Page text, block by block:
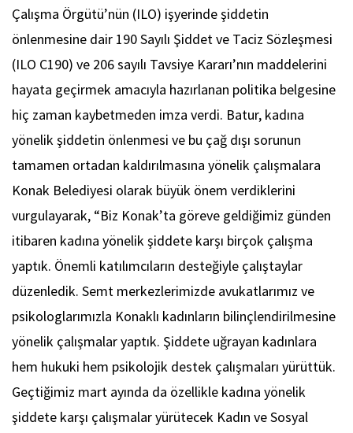
Çalışma Örgütü’nün (ILO) işyerinde şiddetin
önlenmesine dair 190 Sayılı Şiddet ve Taciz Sözleşmesi
(ILO C190) ve 206 sayılı Tavsiye Kararı’nın maddelerini
hayata geçirmek amacıyla hazırlanan politika belgesine
hiç zaman kaybetmeden imza verdi. Batur, kadına
yönelik şiddetin önlenmesi ve bu çağ dışı sorunun
tamamen ortadan kaldırılmasına yönelik çalışmalara
Konak Belediyesi olarak büyük önem verdiklerini
vurgulayarak, “Biz Konak’ta göreve geldiğimiz günden
itibaren kadına yönelik şiddete karşı birçok çalışma
yaptık. Önemli katılımcıların desteğiyle çalıştaylar
düzenledik. Semt merkezlerimizde avukatlarımız ve
psikologlarımızla Konaklı kadınların bilinçlendirilmesine
yönelik çalışmalar yaptık. Şiddete uğrayan kadınlara
hem hukuki hem psikolojik destek çalışmaları yürüttük.
Geçtiğimiz mart ayında da özellikle kadına yönelik
şiddete karşı çalışmalar yürütecek Kadın ve Sosyal